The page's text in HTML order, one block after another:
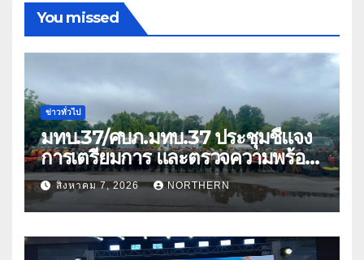
You missed
ข่าวทั่วไป
มทบ.37/ศบภ.มทบ.37 ประชุมชี้แจง
การเตรียมการ และตรวจความพร้อม
ด้านการบรรเทาสาธารณภัย
สิงหาคม 7, 2026 NORTHERN